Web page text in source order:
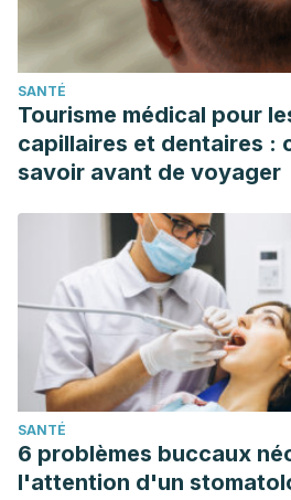
SANTÉ
Tourisme médical pour
capillaires et dentaires :
savoir avant de voyager
SANTÉ
6 problèmes buccaux
l'attention d'un